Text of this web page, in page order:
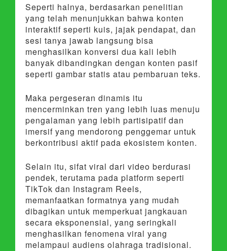
Seperti halnya, berdasarkan penelitian
yang telah menunjukkan bahwa konten
interaktif seperti kuis, jajak pendapat, dan
sesi tanya jawab langsung bisa
menghasilkan konversi dua kali lebih
banyak dibandingkan dengan konten pasif
seperti gambar statis atau pembaruan teks.
Maka pergeseran dinamis itu
mencerminkan tren yang lebih luas menuju
pengalaman yang lebih partisipatif dan
imersif yang mendorong penggemar untuk
berkontribusi aktif pada ekosistem konten.
Selain itu, sifat viral dari video berdurasi
pendek, terutama pada platform seperti
TikTok dan Instagram Reels,
memanfaatkan formatnya yang mudah
dibagikan untuk memperkuat jangkauan
secara eksponensial, yang seringkali
menghasilkan fenomena viral yang
melampaui audiens olahraga tradisional.